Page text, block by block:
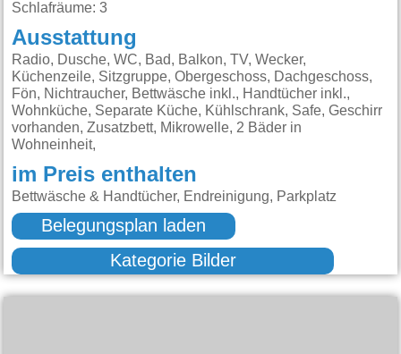
Schlafräume: 3
Ausstattung
Radio, Dusche, WC, Bad, Balkon, TV, Wecker,
Küchenzeile, Sitzgruppe, Obergeschoss, Dachgeschoss,
Fön, Nichtraucher, Bettwäsche inkl., Handtücher inkl.,
Wohnküche, Separate Küche, Kühlschrank, Safe, Geschirr
vorhanden, Zusatzbett, Mikrowelle, 2 Bäder in
Wohneinheit,
im Preis enthalten
Bettwäsche & Handtücher, Endreinigung, Parkplatz
Belegungsplan laden
Kategorie Bilder